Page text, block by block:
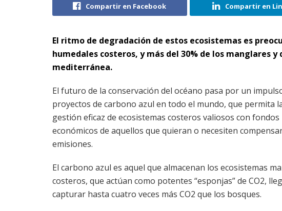
Compartir en Facebook Compartir en
El ritmo de degradación de estos ecosistemas es
humedales costeros, y más del 30% de los manglares
mediterránea.
El futuro de la conservación del océano pasa por un
proyectos de carbono azul en todo el mundo, que permita
gestión eficaz de ecosistemas costeros valiosos con fondos
económicos de aquellos que quieran o necesiten
emisiones.
El carbono azul es aquel que almacenan los ecosistemas
costeros, que actúan como potentes “esponjas” de CO2,
capturar hasta cuatro veces más CO2 que los bosques.